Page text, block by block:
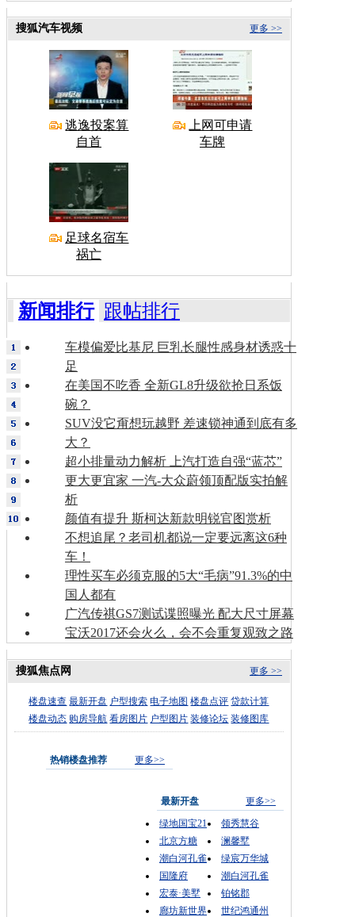
更多 >>
搜狐汽车视频
逃逸投案算
自首
上网可申请
车牌
足球名宿车
祸亡
新闻排行 跟帖排行
车模偏爱比基尼 巨乳长腿性感身材诱惑十
足
在美国不吃香 全新GL8升级欲抢日系饭
碗？
SUV没它甭想玩越野 差速锁神通到底有多
大？
超小排量动力解析 上汽打造自强“蓝芯”
更大更宜家 一汽-大众蔚领顶配版实拍解
析
颜值有提升 斯柯达新款明锐官图赏析
不想追尾？老司机都说一定要远离这6种
车！
理性买车必须克服的5大“毛病”91.3%的中
国人都有
广汽传祺GS7测试谍照曝光 配大尺寸屏幕
宝沃2017还会火么，会不会重复观致之路
更多 >>
搜狐焦点网
楼盘速查 最新开盘 户型搜索 电子地图 楼盘点评 贷款计算
楼盘动态 购房导航 看房图片 户型图片 装修论坛 装修图库
热销楼盘推荐 更多>>
最新开盘
更多>>
绿地国宝21
领秀慧谷
北京方糖
澜馨墅
潮白河孔雀
绿宸万华城
国隆府
潮白河孔雀
宏泰·美墅
铂铭郡
廊坊新世界
世纪鸿通州